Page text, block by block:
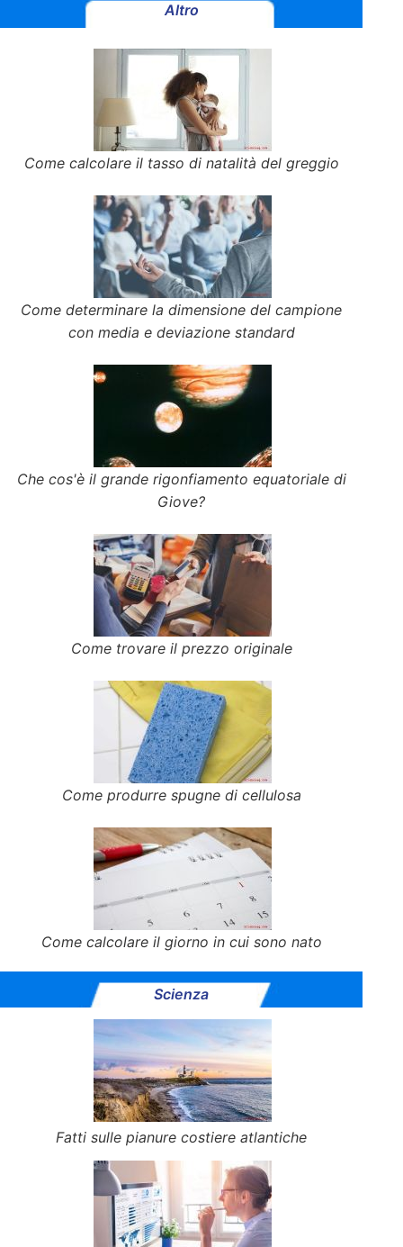
Altro
Come calcolare il tasso di natalità del greggio
Come determinare la dimensione del campione
con media e deviazione standard
Che cos'è il grande rigonfiamento equatoriale di
Giove?
Come trovare il prezzo originale
Come produrre spugne di cellulosa
Come calcolare il giorno in cui sono nato
Scienza
Fatti sulle pianure costiere atlantiche